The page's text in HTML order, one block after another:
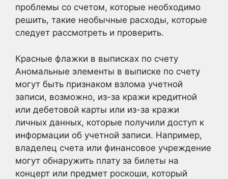
проблемы со счетом, которые необходимо
решить, такие необычные расходы, которые
следует рассмотреть и проверить.
Красные флажки в выписках по счету
Аномальные элементы в выписке по счету
могут быть признаком взлома учетной
записи, возможно, из-за кражи кредитной
или дебетовой карты или из-за кражи
личных данных, которые получили доступ к
информации об учетной записи. Например,
владелец счета или финансовое учреждение
могут обнаружить плату за билеты на
концерт или предмет роскоши, который